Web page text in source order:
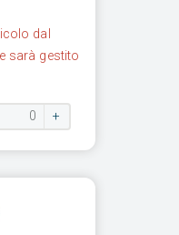
dal
sarà gestito
+